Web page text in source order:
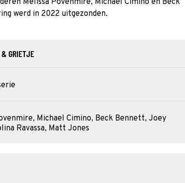
Melissa Povenmire, Michael Cimino en Beck
werd in 2022 uitgezonden.
& GRIETJE
Michael Cimino, Beck Bennett, Joey
Ravassa, Matt Jones